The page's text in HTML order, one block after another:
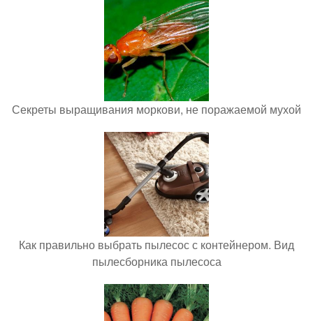
Секреты выращивания моркови, не поражаемой мухой
Как правильно выбрать пылесос с контейнером. Вид
пылесборника пылесоса